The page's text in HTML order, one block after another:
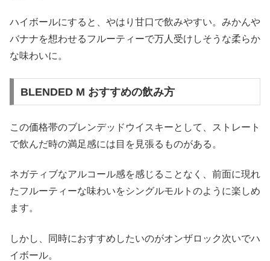
ハイボールにすると、やはり甘口で飲みやすい。みかんや
バナナを想わせるフルーティーで万人受けしそうな柔らか
な味わいに。
BLENDED M おすすめの飲み方
この価格帯のブレンデッドウイスキーとして、ストレート
で飲んだ時の満足感には目を見張るものがある。
ネガティブなアルコール感を感じることなく、前面に現れ
たフルーティーな味わいをシングルモルトのように楽しめ
ます。
しかし、同時におすすめしたいのがオンザロック次いでハ
イボール。